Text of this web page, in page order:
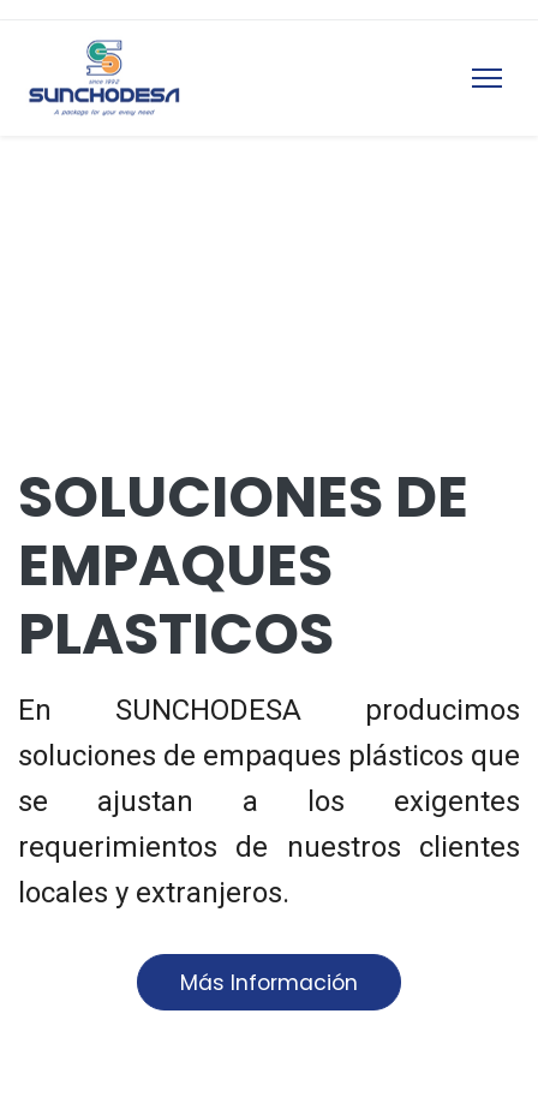
SOLUCIONES DE
EMPAQUES
PLASTICOS
En SUNCHODESA producimos
soluciones de empaques plásticos que
se ajustan a los exigentes
requerimientos de nuestros clientes
locales y extranjeros.
Más Información